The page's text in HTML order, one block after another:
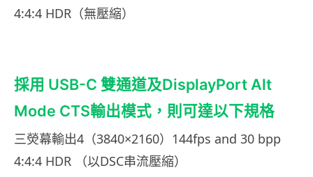
4:4:4 HDR（無壓縮）
採用 USB-C 雙通道及DisplayPort Alt
Mode CTS輸出模式，則可達以下規格
三熒幕輸出4（3840×2160）144fps and 30 bpp
4:4:4 HDR （以DSC串流壓縮）